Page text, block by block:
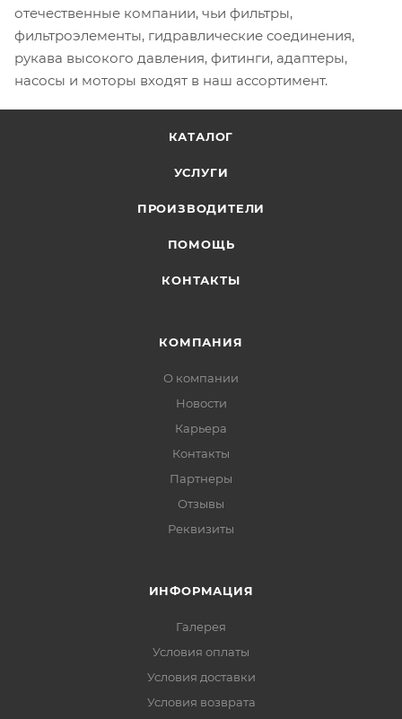
отечественные компании, чьи фильтры,
фильтроэлементы, гидравлические соединения,
рукава высокого давления, фитинги, адаптеры,
насосы и моторы входят в наш ассортимент.
КАТАЛОГ
УСЛУГИ
ПРОИЗВОДИТЕЛИ
ПОМОЩЬ
КОНТАКТЫ
КОМПАНИЯ
О компании
Новости
Карьера
Контакты
Партнеры
Отзывы
Реквизиты
ИНФОРМАЦИЯ
Галерея
Условия оплаты
Условия доставки
Условия возврата